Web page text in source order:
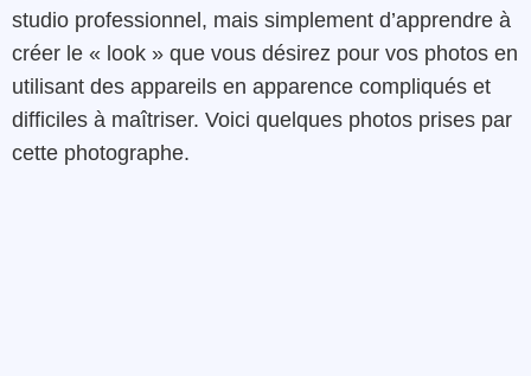
studio professionnel, mais simplement d’apprendre à
créer le « look » que vous désirez pour vos photos en
utilisant des appareils en apparence compliqués et
difficiles à maîtriser. Voici quelques photos prises par
cette photographe.